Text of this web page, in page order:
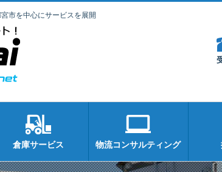
市を中心にサービスを展開
倉庫サービス 物流コンサルティング